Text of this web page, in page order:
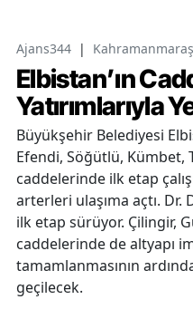
Ajans344 |
Elbistan’ın
Yatırımlarıyla
Büyükşehir Belediyesi
Efendi, Söğütlü, Kümbet,
caddelerinde ilk etap
arterleri ulaşıma açtı. Dr.
ilk etap sürüyor. Çilingir,
caddelerinde de altyapı
tamamlanmasının
geçilecek.